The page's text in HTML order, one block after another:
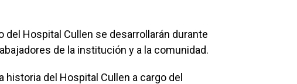
del Hospital Cullen se desarrollarán durante
de la institución y a la comunidad.
historia del Hospital Cullen a cargo del